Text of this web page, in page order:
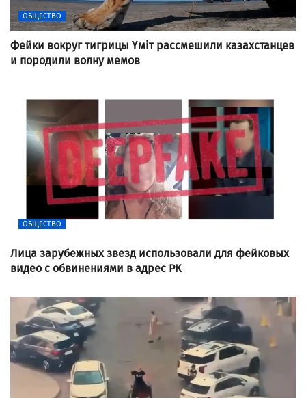
ОБЩЕСТВО
Фейки вокруг тигрицы Үміт рассмешили казахстанцев
и породили волну мемов
ОБЩЕСТВО
Лица зарубежных звезд использовали для фейковых
видео с обвинениями в адрес РК